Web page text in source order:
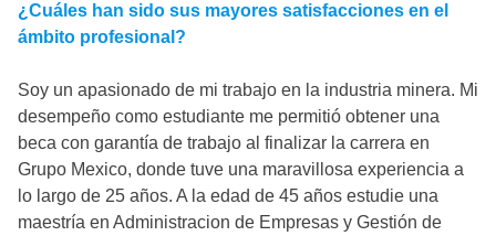
¿Cuáles han sido sus mayores satisfacciones en el
ámbito profesional?
Soy un apasionado de mi trabajo en la industria minera. Mi
desempeño como estudiante me permitió obtener una
beca con garantía de trabajo al finalizar la carrera en
Grupo Mexico, donde tuve una maravillosa experiencia a
lo largo de 25 años. A la edad de 45 años estudie una
maestría en Administracion de Empresas y Gestión de